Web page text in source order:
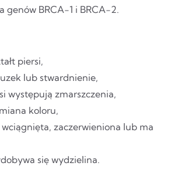
genów BRCA-1 i BRCA-2.
piersi,
lub stwardnienie,
występują zmarszczenia,
koloru,
zaczerwieniona lub ma
się wydzielina.